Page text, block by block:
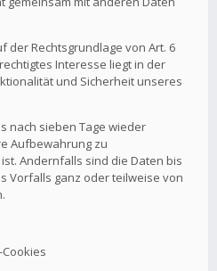
der Rechtsgrundlage von Art. 6
Interesse liegt in der
und Sicherheit unseres
nach sieben Tage wieder
Aufbewahrung zu
Andernfalls sind die Daten bis
Vorfalls ganz oder teilweise von